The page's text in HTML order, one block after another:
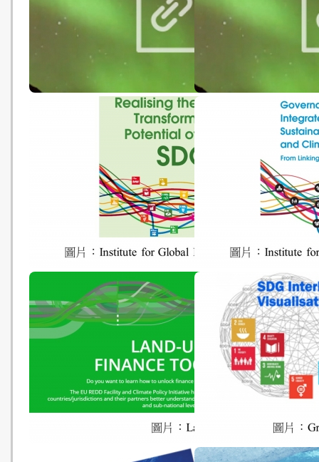
Local Sea Level Projections
National climate change
mitigation legislation,
and targets: a global
(Gabriela Iacobuta,
Dubash, Prabhat
Mekdelawit Deribe &
Realising the Transformative
Potential of the SDGs
Governance for
Solutions to
Development and
Change: From Linking
to Aligning Interests